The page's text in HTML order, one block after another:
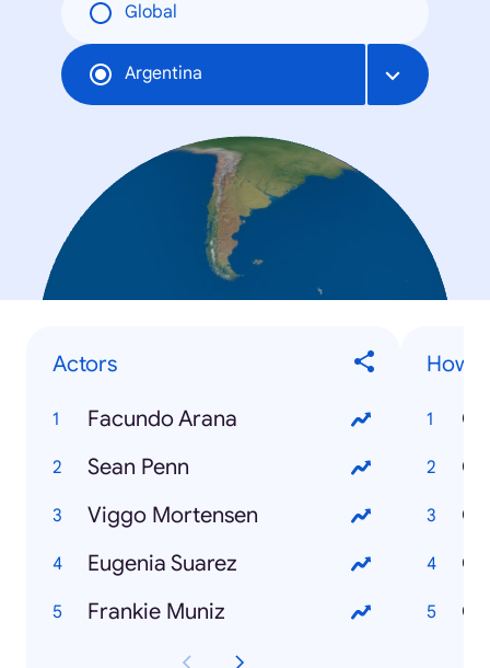
Global
Argentina
Actors
Facundo Arana
Sean Penn
Viggo Mortensen
Eugenia Suarez
Frankie Muniz
How